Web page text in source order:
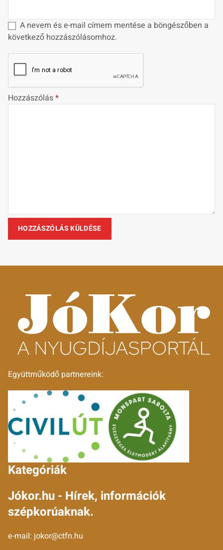
A nevem és e-mail címem mentése a böngészőben a
következő hozzászólásomhoz.
Hozzászólás*
Együttműködő partnereink:
Kategóriák
Jókor.hu - Hírek, információk
szépkorúaknak.
e-mail: jokor@ctfn.hu